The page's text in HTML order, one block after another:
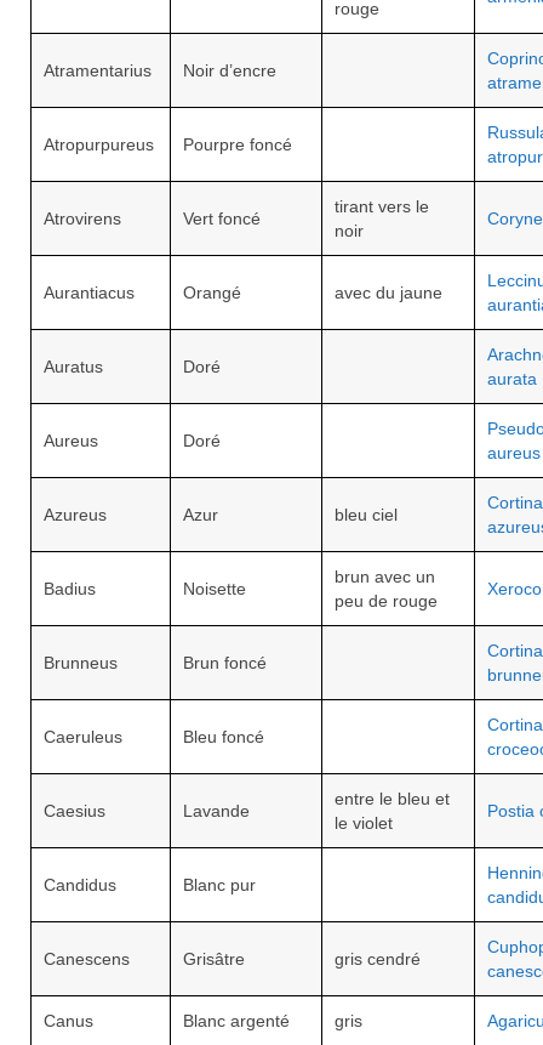
rouge
Atramentarius Noir d’encre
Atropurpureus Pourpre foncé
Atrovirens Vert foncé
tirant vers le
noir
Aurantiacus Orangé avec du jaune
Auratus Doré
aurata
Aureus Doré
aureus
Azureus Azur bleu ciel
Badius Noisette
brun avec un
peu de rouge
Brunneus Brun foncé
Caeruleus Bleu foncé
Caesius Lavande
entre le bleu et
le violet
Postia
Candidus Blanc pur
Canescens Grisâtre gris cendré
Canus Blanc argenté gris